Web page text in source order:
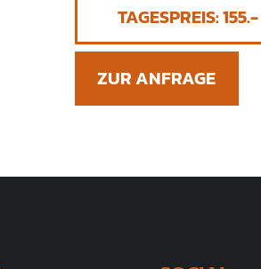
TAGESPREIS:155
ZUR ANFRAGE